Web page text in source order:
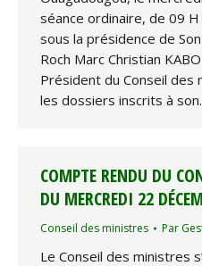
séance ordinaire, de 09
sous la présidence de
Roch Marc Christian
Président du Conseil des
les dossiers inscrits à
COMPTE RENDU DU
DU MERCREDI 22
Conseil des ministres Par
Le Conseil des ministres